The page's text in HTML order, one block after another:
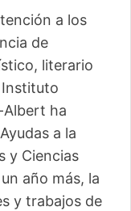
a los
de
literario
Albert ha
a la
y Ciencias
año más, la
y trabajos de